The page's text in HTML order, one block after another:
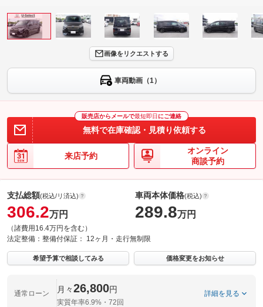
画像をリクエストする
車両動画（1）
販売店からメールで最短即日 にご連絡
無料で在庫確認・見積り依頼する
来店予約
オンライン
商談予約
支払総額(税込/リ済込)
306.2万円
（諸費用16.4万円を含む）
車両本体価格(税込)
289.8万円
法定整備： 整備付保証： 12ヶ月・走行無制限
希望予算で相談してみる 価格変更をお知らせ
通常ローン 月々26,800円
実質年率6.9%・72回
詳細を見る